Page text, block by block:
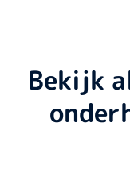
Bekijk